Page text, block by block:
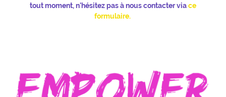
tout moment, n'hésitez pas à nous contacter viace
formulaire.